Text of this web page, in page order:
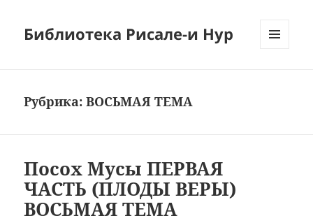
Библиотека Рисале-и Нур
Рубрика:ВОСЬМАЯ ТЕМА
Посох Мусы ПЕРВАЯ
ЧАСТЬ (ПЛОДЫ ВЕРЫ)
ВОСЬМАЯ ТЕМА